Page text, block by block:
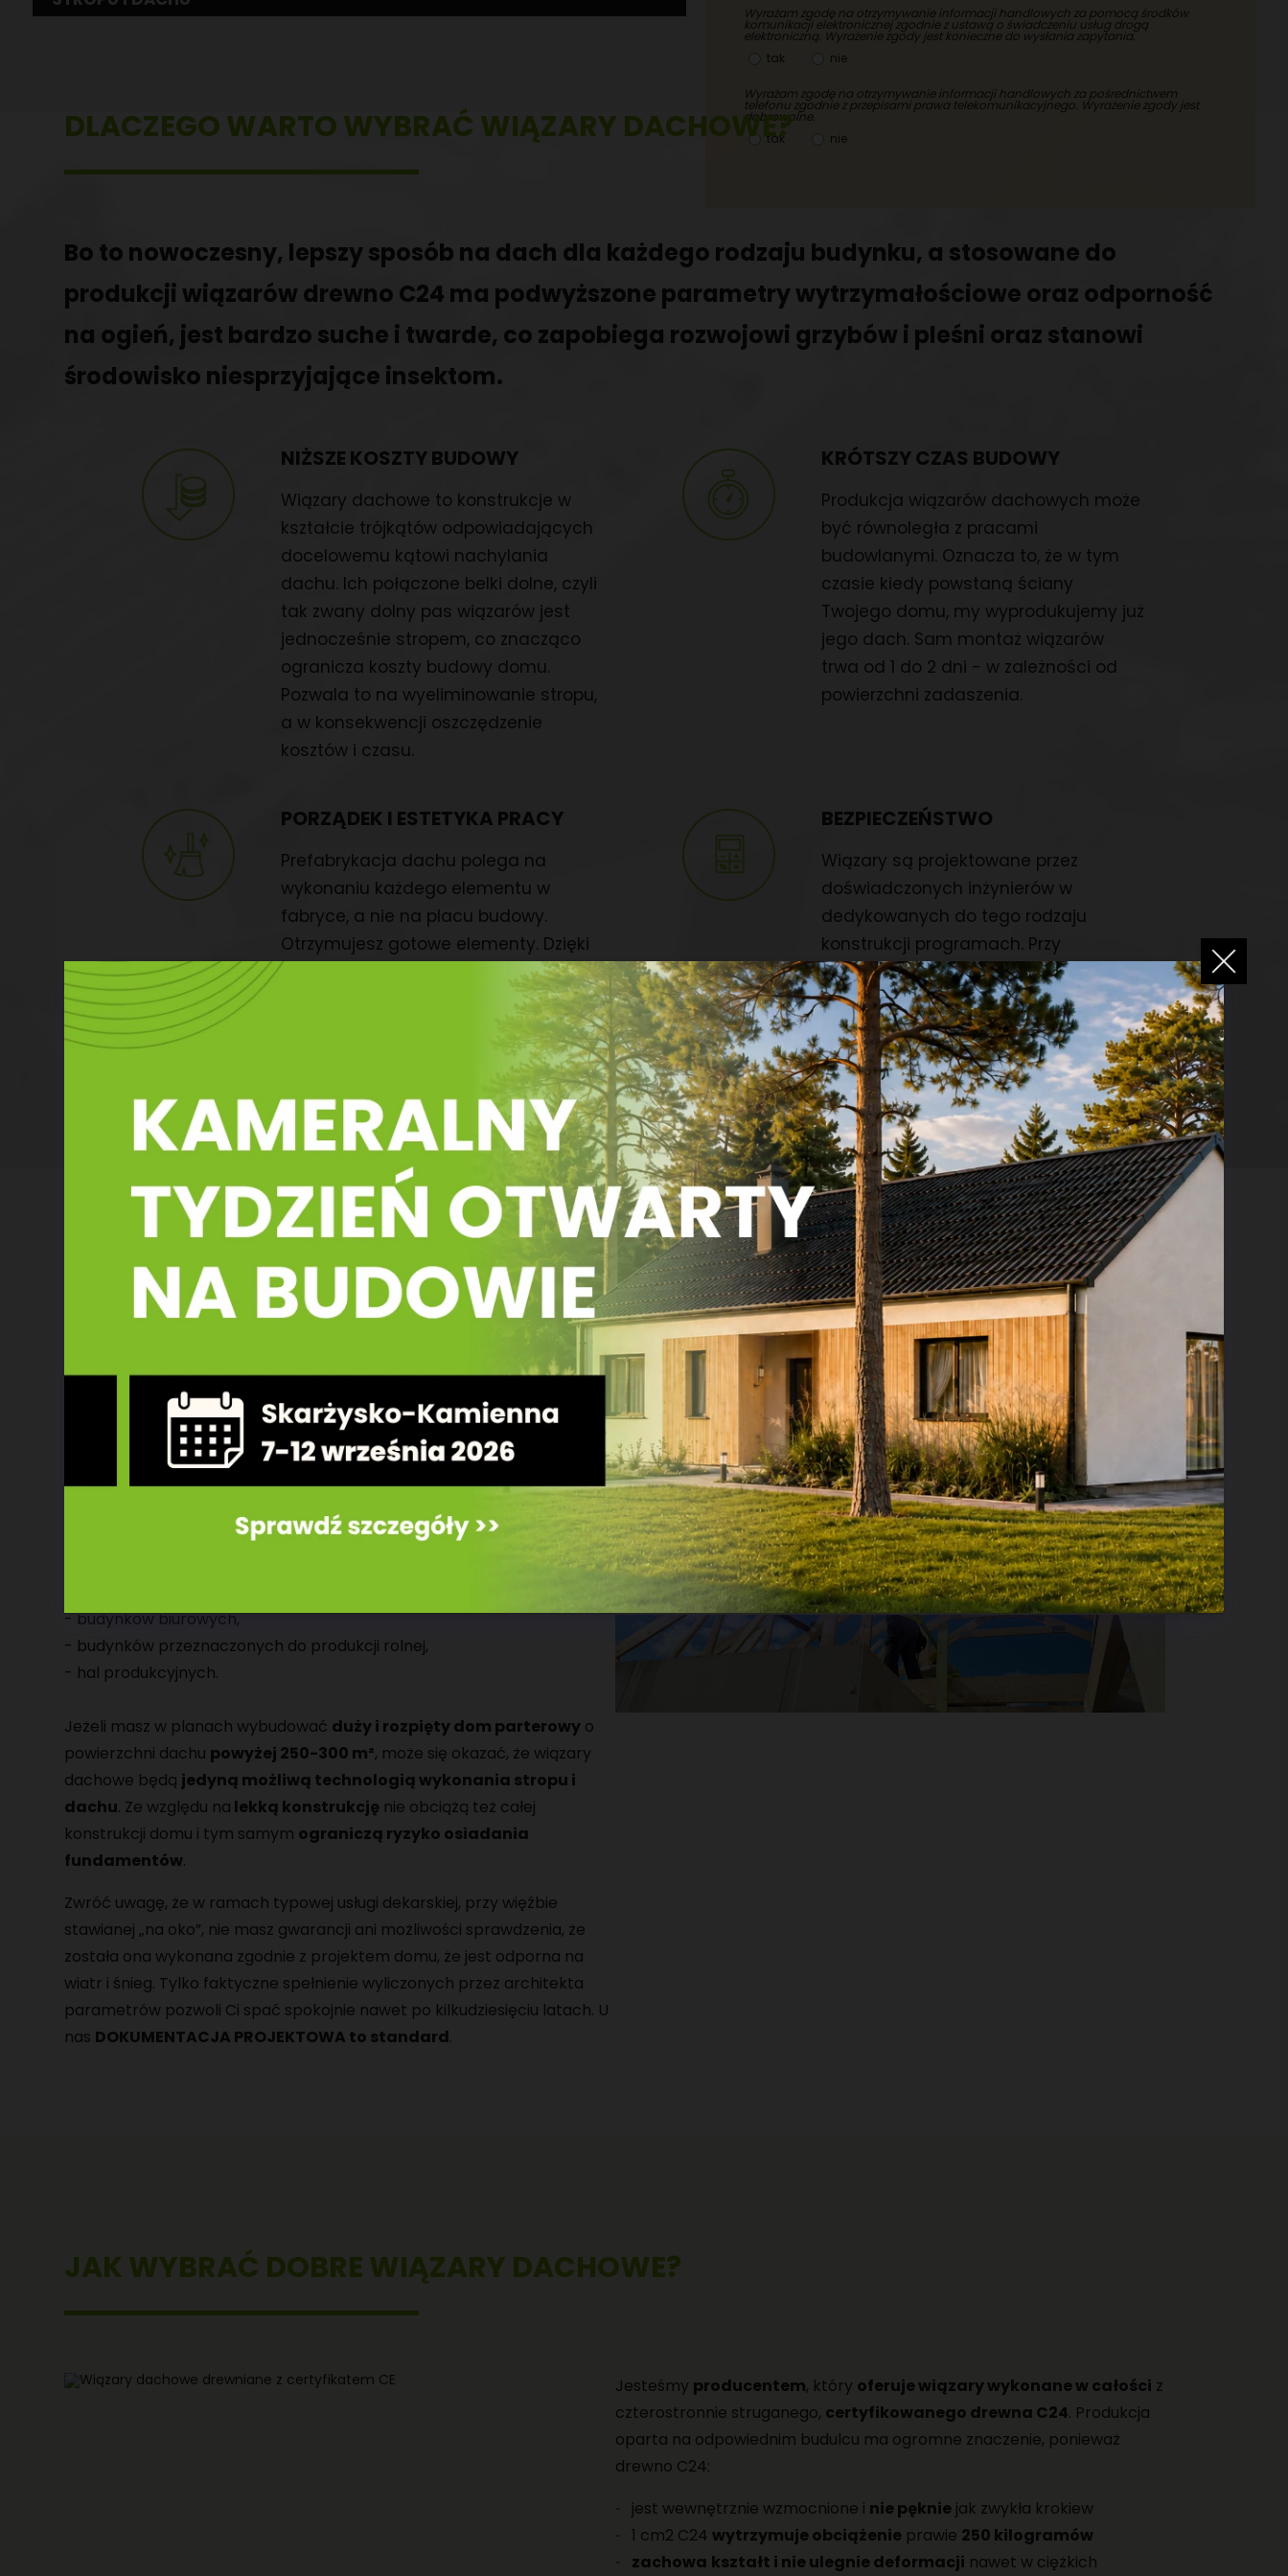
Wyrażam zgodę na otrzymywanie informacji handlowych za pomocą środków
komunikacji elektronicznej zgodnie z ustawą o świadczeniu usług drogą
elektroniczną. Wyrażenie zgody jest konieczne do wysłania zapytania.
tak
nie
Wyrażam zgodę na otrzymywanie informacji handlowych za pośrednictwem
telefonu zgodnie z przepisami prawa telekomunikacyjnego. Wyrażenie zgody jest
dobrowolne.
tak
nie
DLACZEGO WARTO WYBRAĆ WIĄZARY DACHOWE?
Bo to nowoczesny, lepszy sposób na dach dla każdego rodzaju budynku, a stosowane do
produkcji wiązarów drewno C24 ma podwyższone parametry wytrzymałościowe oraz odporność
na ogień, jest bardzo suche i twarde, co zapobiega rozwojowi grzybów i pleśni oraz stanowi
środowisko niesprzyjające insektom.
NIŻSZE KOSZTY BUDOWY
Wiązary dachowe to konstrukcje w
kształcie trójkątów odpowiadających
docelowemu kątowi nachylania
dachu. Ich połączone belki dolne, czyli
tak zwany dolny pas wiązarów jest
jednocześnie stropem, co znacząco
ogranicza koszty budowy domu.
Pozwala to na wyeliminowanie stropu,
a w konsekwencji oszczędzenie
kosztów i czasu.
KRÓTSZY CZAS BUDOWY
Produkcja wiązarów dachowych może
być równoległa z pracami
budowlanymi. Oznacza to, że w tym
czasie kiedy powstaną ściany
Twojego domu, my wyprodukujemy już
jego dach. Sam montaż wiązarów
trwa od 1 do 2 dni - w zależności od
powierzchni zadaszenia.
PORZĄDEK I ESTETYKA PRACY
Prefabrykacja dachu polega na
wykonaniu każdego elementu w
fabryce, a nie na placu budowy.
Otrzymujesz gotowe elementy. Dzięki
temu nie musisz się przejmować
pracami stolarskimi, resztkami drewna
czy trocinami, które mogłyby się
BEZPIECZEŃSTWO
Wiązary są projektowane przez
doświadczonych inżynierów w
dedykowanych do tego rodzaju
konstrukcji programach. Przy
projektowaniu bierze się pod uwagę
obciążenia środowiskowe tj. śnieg i
wiatr. Dzięki temu wymiar i rozłożenie
każdego z wiązarów są precyzyjnie
obliczone. Zapewnia to
bezpieczeństwo dla Ciebie i Twojej
rodziny.
W JAKICH BUDYNKACH MOŻNA STOSOWAĆ WIĄZARY DACHOWE?
Prefabrykowane wiązary dachowe toszybki i ekonomiczny sposób na
dla budynków każdego rodzaju:
- domów parterowych,
- domów parterowych z użytkowym i nieużytkowym poddaszem,
- domów z pełnym piętrem,
- budynków biurowych,
- budynków przeznaczonych do produkcji rolnej,
- hal produkcyjnych.
Jeżeli masz w planach wybudować duży i rozpięty dom parterowy o
powierzchni dachu powyżej 250-300 m², może się okazać, że wiązary
dachowe będą jedyną możliwą technologią wykonania stropu i
dachu. Ze względu na lekką konstrukcję nie obciążą też całej
konstrukcji domu i tym samym ograniczą ryzyko osiadania
fundamentów.
Zwróć uwagę, że w ramach typowej usługi dekarskiej, przy więźbie
stawianej „na oko”, nie masz gwarancji ani możliwości sprawdzenia, że
została ona wykonana zgodnie z projektem domu, że jest odporna na
wiatr i śnieg. Tylko faktyczne spełnienie wyliczonych przez architekta
parametrów pozwoli Ci spać spokojnie nawet po kilkudziesięciu latach. U
nas DOKUMENTACJA PROJEKTOWA to standard.
JAK WYBRAĆ DOBRE WIĄZARY DACHOWE?
Jesteśmy producentem, który oferuje wiązary wykonane w całości z
czterostronnie struganego, certyfikowanego drewna C24. Produkcja
oparta na odpowiednim budulcu ma ogromne znaczenie, ponieważ
drewno C24:
jest wewnętrznie wzmocnione i nie pęknie jak zwykła krokiew
1 cm2 C24wytrzymuje obciążenie prawie 250 kilogramów
zachowa kształt i nie ulegnie deformacji nawet w ciężkich